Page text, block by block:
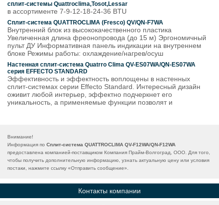
сплит-системы Quattroclima,Tosot,Lessar
в ассортименте 7-9-12-18-24-36 BTU
Сплит-система QUATTROCLIMA (Fresco) QV/QN-F7WA
Внутренний блок из высококачественного пластика
Увеличенная длина фреонопровода (до 15 м) Эргономичный
пульт ДУ Информативная панель индикации на внутреннем
блоке Режимы работы: охлаждение/нагрев/осуш
Настенная сплит-система Quatrro Clima QV-ES07WA/QN-ES07WA
серия EFFECTO STANDARD
Эффективность и эффектность воплощены в настенных
сплит-системах серии Effecto Standard. Интересный дизайн
оживит любой интерьер, эффектно подчеркнет его
уникальность, а применяемые функции позволят и
Внимание!
Информация по Сплит-система QUATTROCLIMA QV-F12WA/QN-F12WA
предоставлена компанией-поставщиком Компания Прайм-Волгоград, ООО. Для того,
чтобы получить дополнительную информацию, узнать актуальную цену или условия
постаки, нажмите ссылку «Отправить сообщение».
Контакты компании